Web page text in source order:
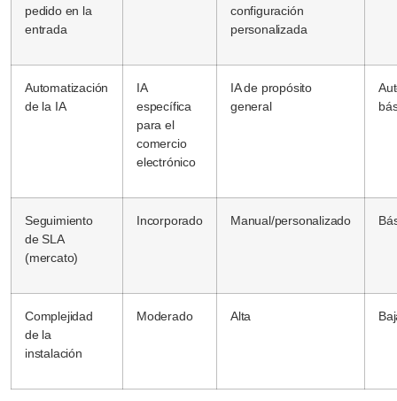
pedido en la
entrada
configuración
personalizada
Automatización
de la IA
IA
específica
para el
comercio
electrónico
IA de propósito
general
Seguimiento
de SLA
(mercato)
Incorporado Manual/personalizado
Complejidad
de la
instalación
Moderado Alta